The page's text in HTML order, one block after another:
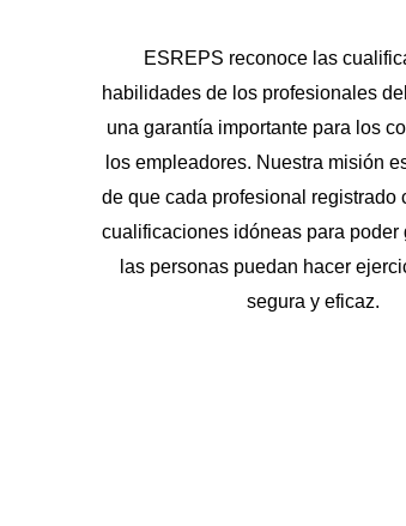
ESREPS reconoce las
habilidades de los profesionales
una garantía importante para los
los empleadores. Nuestra misión
de que cada profesional registrado
cualificaciones idóneas para poder
las personas puedan hacer
segura y eficaz.